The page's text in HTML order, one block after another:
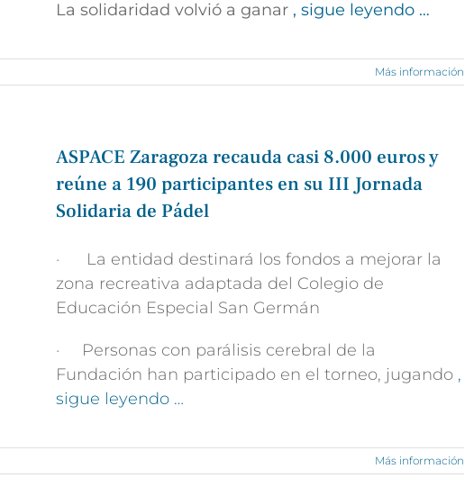
La solidaridad volvió a ganar , sigue leyendo …
Más información
ASPACE Zaragoza recauda casi 8.000 euros y
reúne a 190 participantes en su III Jornada
Solidaria de Pádel
· La entidad destinará los fondos a mejorar la
zona recreativa adaptada del Colegio de
Educación Especial San Germán
· Personas con parálisis cerebral de la
Fundación han participado en el torneo, jugando ,
sigue leyendo …
Más información